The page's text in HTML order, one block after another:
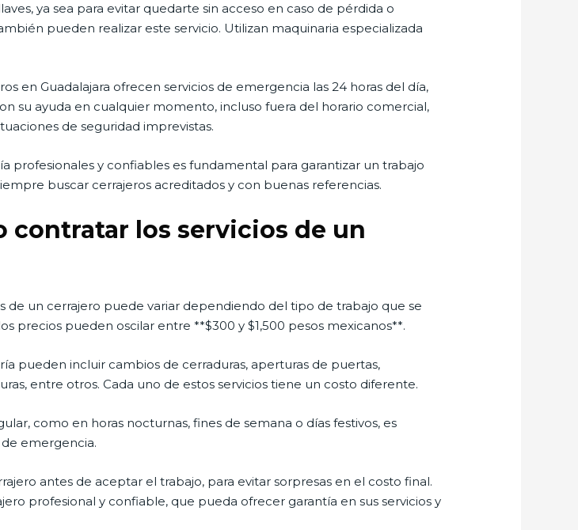
ya sea para evitar quedarte sin acceso en caso de pérdida o
pueden realizar este servicio. Utilizan maquinaria especializada
en Guadalajara ofrecen servicios de emergencia las 24 horas del día,
su ayuda en cualquier momento, incluso fuera del horario comercial,
de seguridad imprevistas.
profesionales y confiables es fundamental para garantizar un trabajo
buscar cerrajeros acreditados y con buenas referencias.
contratar los servicios de un
de un cerrajero puede variar dependiendo del tipo de trabajo que se
precios pueden oscilar entre **$300 y $1,500 pesos mexicanos**.
pueden incluir cambios de cerraduras, aperturas de puertas,
entre otros. Cada uno de estos servicios tiene un costo diferente.
como en horas nocturnas, fines de semana o días festivos, es
emergencia.
antes de aceptar el trabajo, para evitar sorpresas en el costo final.
profesional y confiable, que pueda ofrecer garantía en sus servicios y